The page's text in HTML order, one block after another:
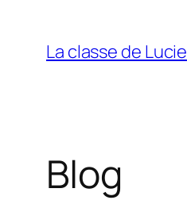
contenu
La classe de Lucie
Blog